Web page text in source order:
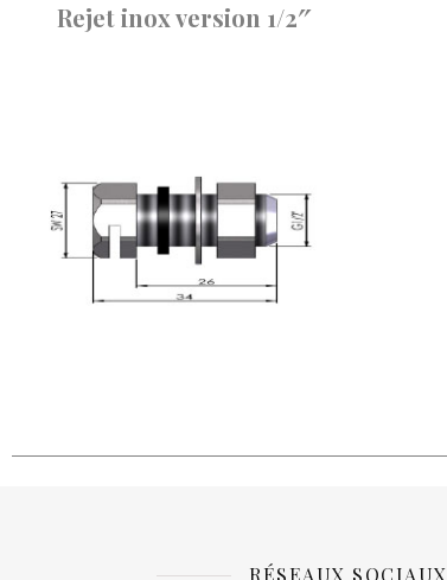
Rejet inox version 1/2″
RÉSEAUX SOCIAUX